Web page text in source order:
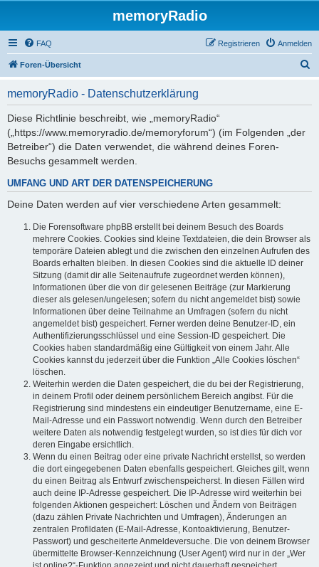
memoryRadio
FAQ Anmelden
Registrieren
Foren-Übersicht
memoryRadio - Datenschutzerklärung
Diese Richtlinie beschreibt, wie „memoryRadio“
(„https://www.memoryradio.de/memoryforum“) (im Folgenden „der
Betreiber“) die Daten verwendet, die während deines Foren-
Besuchs gesammelt werden.
UMFANG UND ART DER DATENSPEICHERUNG
Deine Daten werden auf vier verschiedene Arten gesammelt:
Die Forensoftware phpBB erstellt bei deinem Besuch des Boards
mehrere Cookies. Cookies sind kleine Textdateien, die dein Browser als
temporäre Dateien ablegt und die zwischen den einzelnen Aufrufen des
Boards erhalten bleiben. In diesen Cookies sind die aktuelle ID deiner
Sitzung (damit dir alle Seitenaufrufe zugeordnet werden können),
Informationen über die von dir gelesenen Beiträge (zur Markierung
dieser als gelesen/ungelesen; sofern du nicht angemeldet bist) sowie
Informationen über deine Teilnahme an Umfragen (sofern du nicht
angemeldet bist) gespeichert. Ferner werden deine Benutzer-ID, ein
Authentifizierungsschlüssel und eine Session-ID gespeichert. Die
Cookies haben standardmäßig eine Gültigkeit von einem Jahr. Alle
Cookies kannst du jederzeit über die Funktion „Alle Cookies löschen“
löschen.
Weiterhin werden die Daten gespeichert, die du bei der Registrierung,
in deinem Profil oder deinem persönlichem Bereich angibst. Für die
Registrierung sind mindestens ein eindeutiger Benutzername, eine E-
Mail-Adresse und ein Passwort notwendig. Wenn durch den Betreiber
weitere Daten als notwendig festgelegt wurden, so ist dies für dich vor
deren Eingabe ersichtlich.
Wenn du einen Beitrag oder eine private Nachricht erstellst, so werden
die dort eingegebenen Daten ebenfalls gespeichert. Gleiches gilt, wenn
du einen Beitrag als Entwurf zwischenspeicherst. In diesen Fällen wird
auch deine IP-Adresse gespeichert. Die IP-Adresse wird weiterhin bei
folgenden Aktionen gespeichert: Löschen und Ändern von Beiträgen
(dazu zählen Private Nachrichten und Umfragen), Änderungen an
zentralen Profildaten (E-Mail-Adresse, Kontoaktivierung, Benutzer-
Passwort) und gescheiterte Anmeldeversuche. Die von deinem Browser
übermittelte Browser-Kennzeichnung (User Agent) wird nur in der „Wer